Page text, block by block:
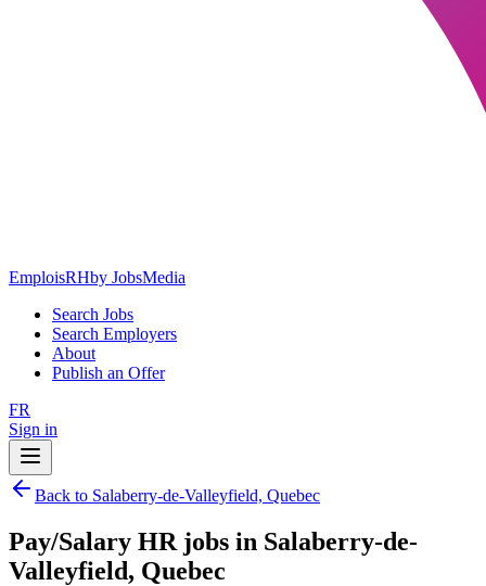
EmploisRHby JobsMedia
Search Jobs
Search Employers
About
Publish an Offer
FR
Sign in
Back to Salaberry-de-Valleyfield, Quebec
Pay/Salary HR jobs in Salaberry-de-
Valleyfield, Quebec